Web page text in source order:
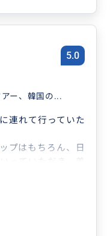
5.0
ー、韓国の...
連れて行っていた
プはもちろん、日
っていただき、美
も行くことがで
たいです！